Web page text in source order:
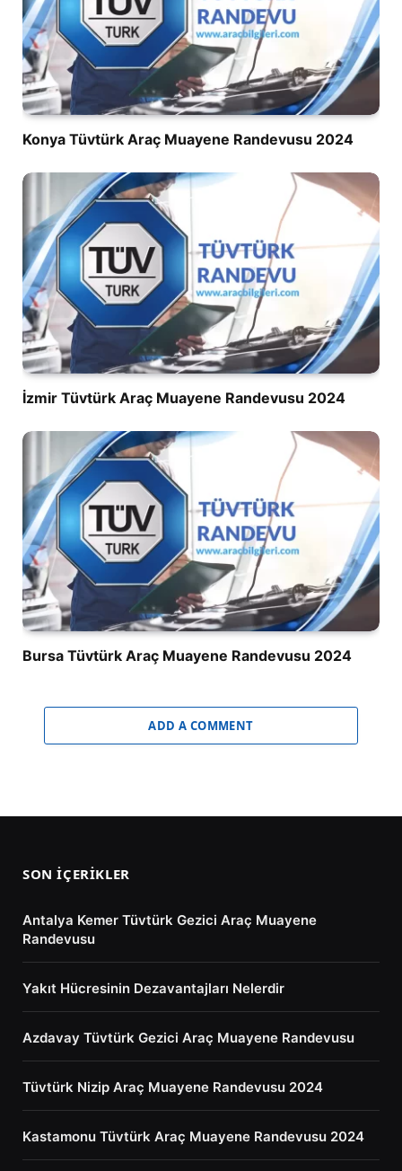
Konya Tüvtürk Araç Muayene Randevusu 2024
İzmir Tüvtürk Araç Muayene Randevusu 2024
Bursa Tüvtürk Araç Muayene Randevusu 2024
ADD A COMMENT
SON İÇERIKLER
Antalya Kemer Tüvtürk Gezici Araç Muayene
Randevusu
Yakıt Hücresinin Dezavantajları Nelerdir
Azdavay Tüvtürk Gezici Araç Muayene Randevusu
Tüvtürk Nizip Araç Muayene Randevusu 2024
Kastamonu Tüvtürk Araç Muayene Randevusu 2024